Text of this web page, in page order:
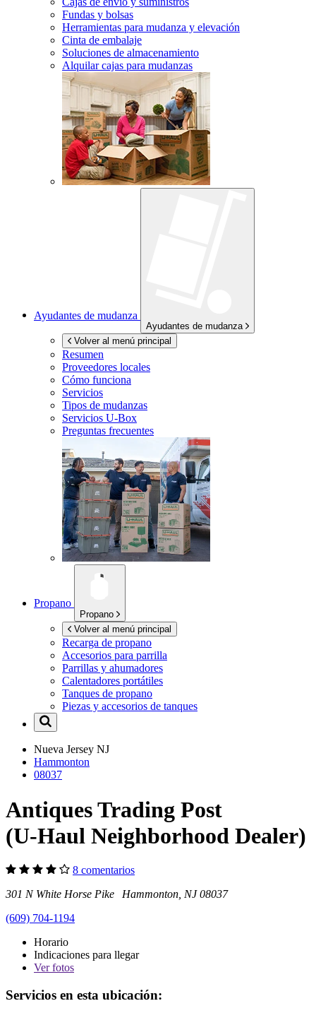
Fundas y bolsas
Herramientas para mudanza y elevación
Cinta de embalaje
Soluciones de almacenamiento
Alquilar cajas para mudanzas
Ayudantes de mudanza
Ayudantes de mudanza
Volver al menú principal
Resumen
Proveedores locales
Cómo funciona
Servicios
Tipos de mudanzas
Servicios U-Box
Preguntas frecuentes
Propano
Propano
Volver al menú principal
Recarga de propano
Accesorios para parrilla
Parrillas y ahumadores
Calentadores portátiles
Tanques de propano
Piezas y accesorios de tanques
Nueva Jersey NJ
Hammonton
08037
Antiques Trading Post
(U-Haul Neighborhood Dealer)
8 comentarios
301 N White Horse Pike Hammonton, NJ 08037
(609) 704-1194
Horario
Indicaciones para llegar
Verfotos
Servicios en esta ubicación: